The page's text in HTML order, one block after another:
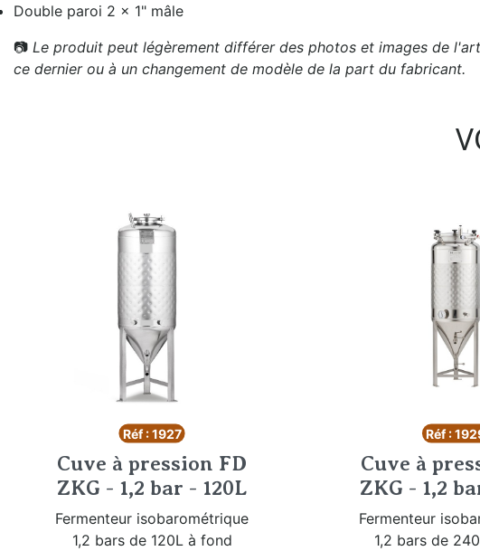
Double paroi 2 x 1" mâle
📷 Le produit peut légèrement différer des photos et images de
ce dernier ou à un changement de modèle de la part du fabricant.
Réf : 1927
Cuve à pression FD
ZKG - 1,2 bar - 120L
Fermenteur isobarométrique
1,2 bars de 120L à fond
Réf :
Cuve à
ZKG - 1,2
Fermenteur
1,2 bars de